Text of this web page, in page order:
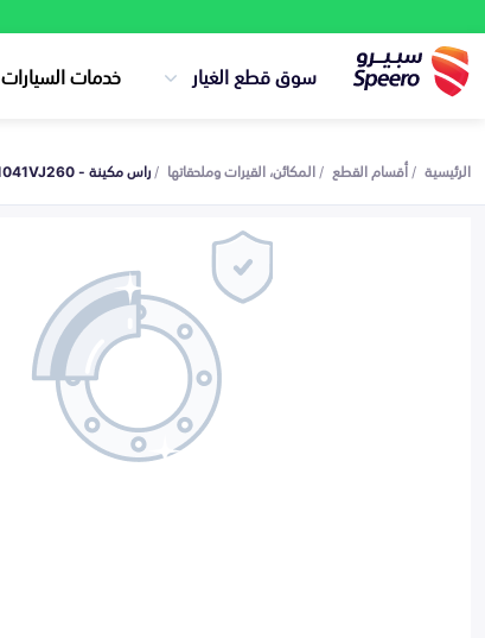
سوق قطع الغيار خدمات السيارات
الرئيسية أقسام القطع المكائن، القيرات وملحقاتها راس مكينة - 11041VJ260